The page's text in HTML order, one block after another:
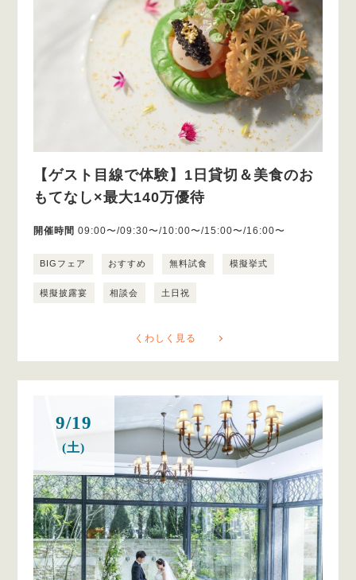
【ゲスト目線で体験】1日貸切＆美食のお
もてなし×最大140万優待
開催時間 09:00〜/09:30〜/10:00〜/15:00〜/16:00〜
BIGフェア おすすめ 無料試食 模擬挙式
模擬披露宴 相談会 土日祝
くわしく見る
9/19
(土)